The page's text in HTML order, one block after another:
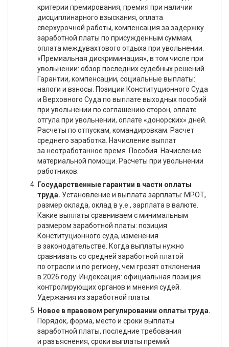
критерии премирования, премия при наличии
дисциплинарного взыскания, оплата
сверхурочной работы, компенсация за задержку
заработной платы по присужденным суммам,
оплата междувахтового отдыха при увольнении.
«Премиальная дискриминация», в том числе при
увольнении: обзор последних судебных решений.
Гарантии, компенсации, социальные выплаты:
налоги и взносы. Позиции Конституционного Суда
и Верховного Суда по выплате выходных пособий
при увольнении по соглашению сторон, оплате
отгула при увольнении, оплате «донорских» дней.
Расчеты по отпускам, командировкам. Расчет
среднего заработка. Начисление выплат
за неотработанное время. Пособия. Начисление
материальной помощи. Расчеты при увольнении
работников.
Государственные гарантии в части оплаты
труда. Установление и выплата зарплаты: МРОТ,
размер оклада, оклад в у.е., зарплата в валюте.
Какие выплаты сравниваем с минимальным
размером заработной платы: позиция
Конституционного суда, изменения
в законодательстве. Когда выплаты нужно
сравнивать со средней заработной платой
по отрасли и по региону, чем грозят отклонения
в 2026 году. Индексация: официальная позиция
контролирующих органов и мнения судей.
Удержания из заработной платы.
Новое в правовом регулировании оплаты труда.
Порядок, форма, место и сроки выплаты
заработной платы, последние требования
и разъяснения, сроки выплаты премий.